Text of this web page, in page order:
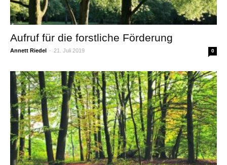
Aufruf für die forstliche Förderung
Annett Riedel - 21. Juli 2019 0